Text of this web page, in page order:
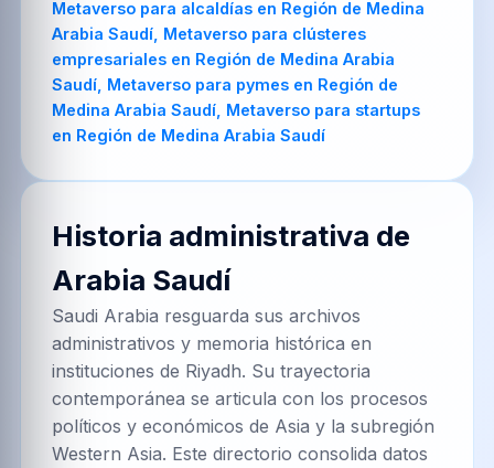
Historia administrativa de
Arabia Saudí
Saudi Arabia resguarda sus archivos
administrativos y memoria histórica en
instituciones de Riyadh. Su trayectoria
contemporánea se articula con los procesos
políticos y económicos de Asia y la subregión
Western Asia. Este directorio consolida datos